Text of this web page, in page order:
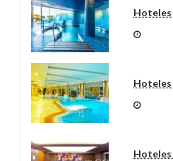
Hoteles
Hoteles
Hoteles